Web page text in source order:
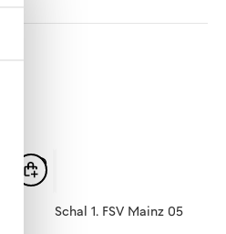
Schal 1. FSV Mainz 05